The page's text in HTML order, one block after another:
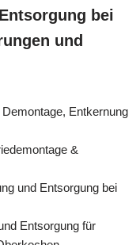
bei
und
Entkernung
&
und Entsorgung bei
Entsorgung für